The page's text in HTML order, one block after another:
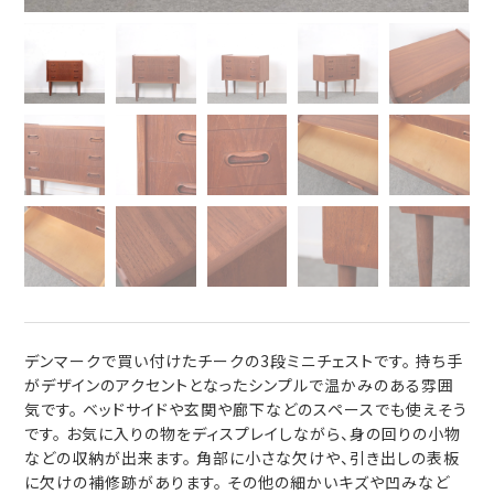
デンマークで買い付けたチークの3段ミニチェストです。 持ち手
がデザインのアクセントとなったシンプルで温かみのある雰囲
気です。 ベッドサイドや玄関や廊下などのスペースでも使えそう
です。 お気に入りの物をディスプレイしながら、身の回りの小物
などの収納が出来ます。 角部に小さな欠けや、引き出しの表板
に欠けの補修跡があります。 その他の細かいキズや凹みなど